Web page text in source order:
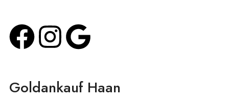
Goldankauf Haan